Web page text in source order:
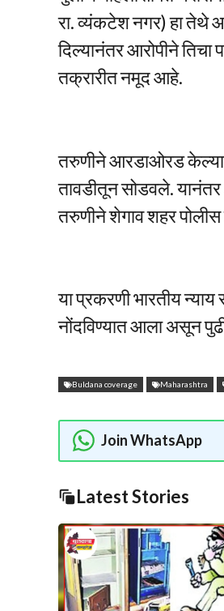
रा. व्यंकटेश नगर) हा तेथे
दिल्यानंतर आरोपीने तिचा
तक्रारीत नमूद आहे.
तरुणीने आरडाओरड
तावडीतून सोडवले. यानंतर
तरुणीने शेगाव शहर
या प्रकरणी भारतीय
नोंदविण्यात आला असून
Buldana coverage Maharashtra
Join WhatsApp
Latest Stories